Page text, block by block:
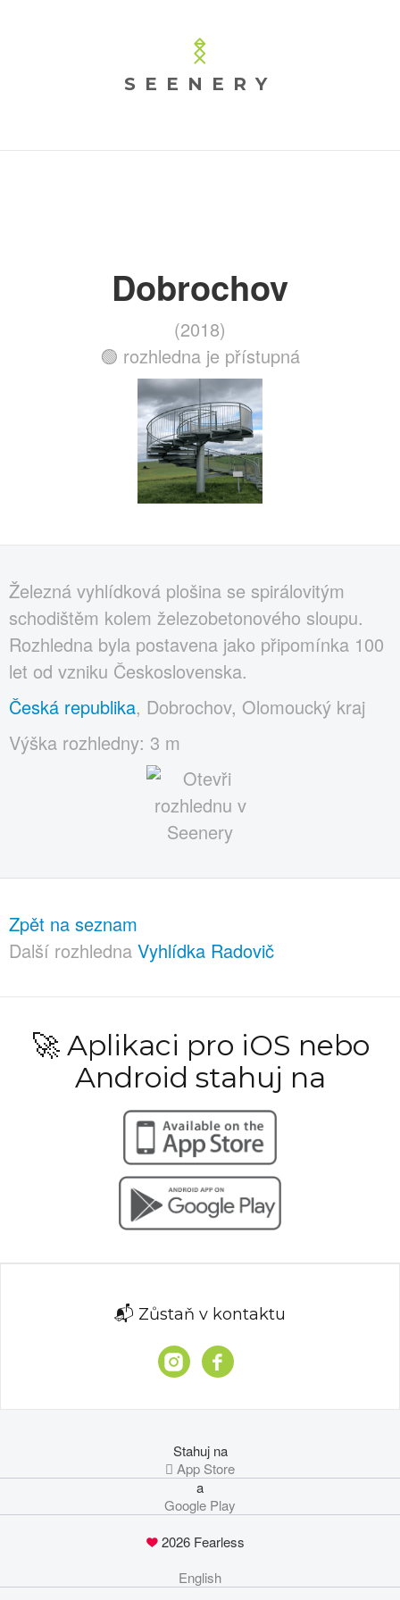
SEENERY
Dobrochov
(2018)
🟢 rozhledna je přístupná
Železná vyhlídková plošina se spirálovitým
schodištěm kolem železobetonového sloupu.
Rozhledna byla postavena jako připomínka 100
let od vzniku Československa.
Česká republika, Dobrochov, Olomoucký kraj
Výška rozhledny: 3 m
Zpět na seznam
Další rozhledna Vyhlídka Radovič
🚀 Aplikaci pro iOS nebo
Android stahuj na
📬 Zůstaň v kontaktu
Stahuj na
 App Store
a
Google Play
2026 Fearless
English